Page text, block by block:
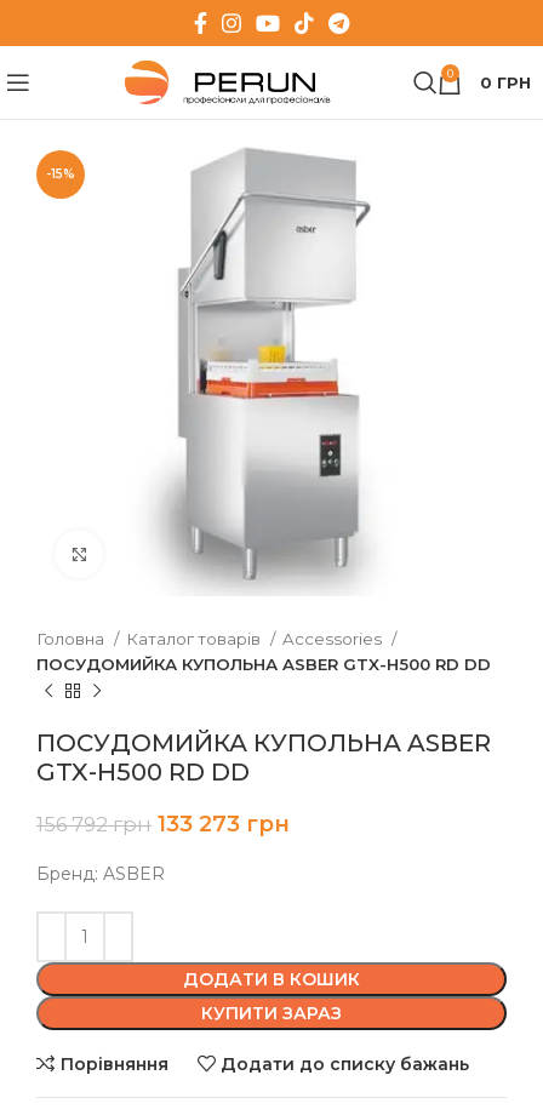
0 0 ГРН
-15%
Клацніть, щоб збільшити
Головна Каталог товарів
Accessories
ПОСУДОМИЙКА КУПОЛЬНА ASBER GTX-H500 RD DD
ПОСУДОМИЙКА КУПОЛЬНА ASBER
GTX-H500 RD DD
156 792грн 133 273 грн
Бренд: ASBER
ДОДАТИ В КОШИК
КУПИТИ ЗАРАЗ
Порівняння Додати до списку бажань